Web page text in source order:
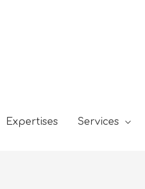
Expertises Services